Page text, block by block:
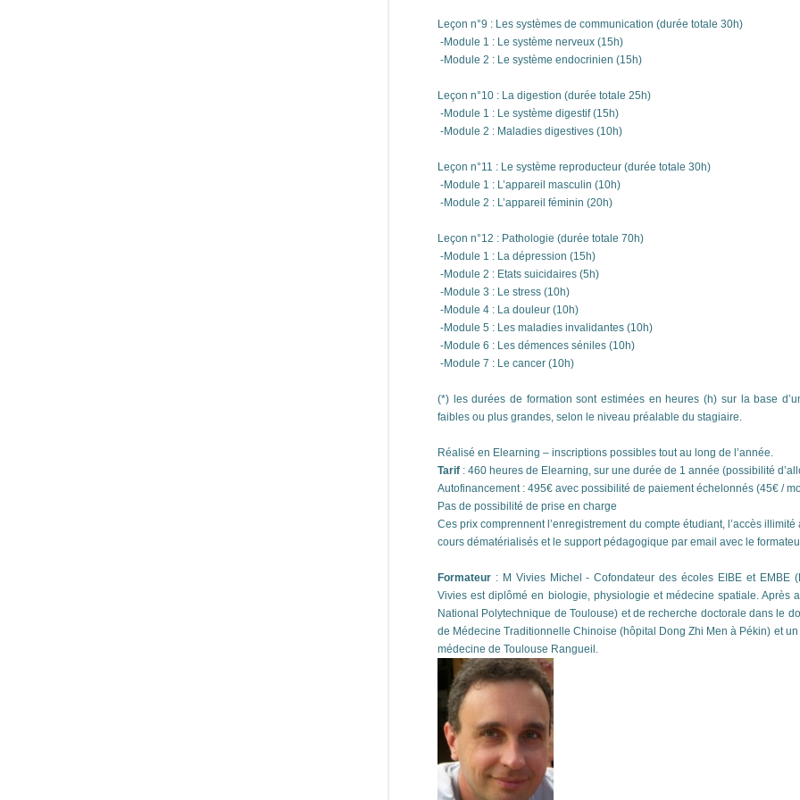
Leçon n°9 : Les systèmes de communication (durée totale 30h)
-Module 1 : Le système nerveux (15h)
-Module 2 : Le système endocrinien (15h)
Leçon n°10 : La digestion (durée totale 25h)
-Module 1 : Le système digestif (15h)
-Module 2 : Maladies digestives (10h)
Leçon n°11 : Le système reproducteur (durée totale 30h)
-Module 1 : L’appareil masculin (10h)
-Module 2 : L’appareil féminin (20h)
Leçon n°12 : Pathologie (durée totale 70h)
-Module 1 : La dépression (15h)
-Module 2 : Etats suicidaires (5h)
-Module 3 : Le stress (10h)
-Module 4 : La douleur (10h)
-Module 5 : Les maladies invalidantes (10h)
-Module 6 : Les démences séniles (10h)
-Module 7 : Le cancer (10h)
(*) les durées de formation sont estimées en heures (h) sur la base
faibles ou plus grandes, selon le niveau préalable du stagiaire.
Réalisé en Elearning – inscriptions possibles tout au long de l’année.
Tarif : 460 heures de Elearning, sur une durée de 1 année (possibilité
Autofinancement : 495€ avec possibilité de paiement échelonnés (45€ /
Pas de possibilité de prise en charge
Ces prix comprennent l’enregistrement du compte étudiant, l’accès
cours dématérialisés et le support pédagogique par email avec le
Formateur : M Vivies Michel - Cofondateur des écoles EIBE et EMBE
Vivies est diplômé en biologie, physiologie et médecine spatiale. Après
National Polytechnique de Toulouse) et de recherche doctorale dans le
de Médecine Traditionnelle Chinoise (hôpital Dong Zhi Men à Pékin) et
médecine de Toulouse Rangueil.